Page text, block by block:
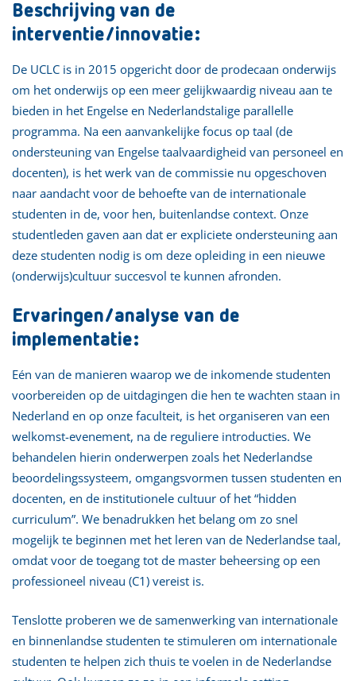
Beschrijving van de
interventie/innovatie:
De UCLC is in 2015 opgericht door de prodecaan onderwijs
om het onderwijs op een meer gelijkwaardig niveau aan te
bieden in het Engelse en Nederlandstalige parallelle
programma. Na een aanvankelijke focus op taal (de
ondersteuning van Engelse taalvaardigheid van personeel en
docenten), is het werk van de commissie nu opgeschoven
naar aandacht voor de behoefte van de internationale
studenten in de, voor hen, buitenlandse context. Onze
studentleden gaven aan dat er expliciete ondersteuning aan
deze studenten nodig is om deze opleiding in een nieuwe
(onderwijs)cultuur succesvol te kunnen afronden.
Ervaringen/analyse van de
implementatie:
Eén van de manieren waarop we de inkomende studenten
voorbereiden op de uitdagingen die hen te wachten staan in
Nederland en op onze faculteit, is het organiseren van een
welkomst-evenement, na de reguliere introducties. We
behandelen hierin onderwerpen zoals het Nederlandse
beoordelingssysteem, omgangsvormen tussen studenten en
docenten, en de institutionele cultuur of het “hidden
curriculum”. We benadrukken het belang om zo snel
mogelijk te beginnen met het leren van de Nederlandse taal,
omdat voor de toegang tot de master beheersing op een
professioneel niveau (C1) vereist is.
Tenslotte proberen we de samenwerking van internationale
en binnenlandse studenten te stimuleren om internationale
studenten te helpen zich thuis te voelen in de Nederlandse